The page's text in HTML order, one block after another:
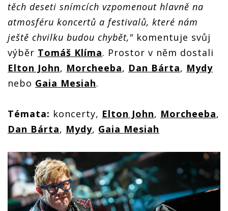
těch deseti snímcích vzpomenout hlavně na
atmosféru koncertů a festivalů, které nám
ještě chvilku budou chybět," komentuje svůj
výběr Tomáš Klíma. Prostor v něm dostali
Elton John, Morcheeba, Dan Bárta, Mydy
nebo Gaia Mesiah.
Témata: koncerty, Elton John, Morcheeba,
Dan Bárta, Mydy, Gaia Mesiah